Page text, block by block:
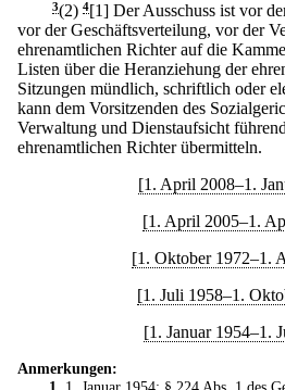
3(2) 4[1] Der Ausschuss ist vor
vor der Geschäftsverteilung, vor der
ehrenamtlichen Richter auf die
Listen über die Heranziehung der
Sitzungen mündlich, schriftlich oder
kann dem Vorsitzenden des
Verwaltung und Dienstaufsicht
ehrenamtlichen Richter übermitteln.
[1. April 2008–1.
[1. April 2005–1.
[1. Oktober 1972–1.
[1. Juli 1958–1.
[1. Januar 1954–1.
Anmerkungen: